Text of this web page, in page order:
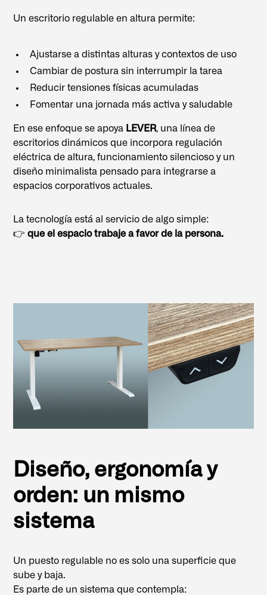
Un escritorio regulable en altura permite:
Ajustarse a distintas alturas y contextos de uso
Cambiar de postura sin interrumpir la tarea
Reducir tensiones físicas acumuladas
Fomentar una jornada más activa y saludable
En ese enfoque se apoya LEVER, una línea de
escritorios dinámicos que incorpora regulación
eléctrica de altura, funcionamiento silencioso y un
diseño minimalista pensado para integrarse a
espacios corporativos actuales.
La tecnología está al servicio de algo simple:
👉que el espacio trabaje a favor de la persona.
Diseño, ergonomía y
orden: un mismo
sistema
Un puesto regulable no es solo una superficie que
sube y baja.
Es parte de un sistema que contempla: